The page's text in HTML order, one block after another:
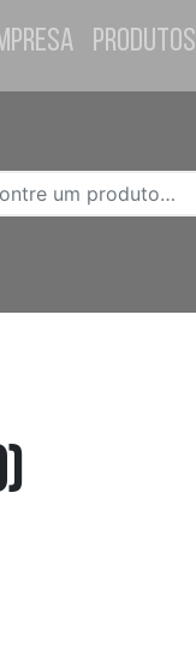
Produtos